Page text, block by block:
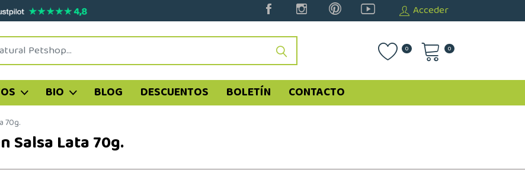
Acceder
0 0
BIO BLOG DESCUENTOS BOLETÍN CONTACTO
70g.
Salsa Lata 70g.